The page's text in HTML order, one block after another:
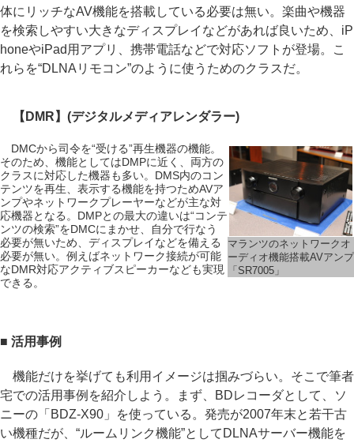
体にリッチなAV機能を搭載している必要は無い。楽曲や機器
を検索しやすい大きなディスプレイなどがあれば良いため、iP
honeやiPad用アプリ、携帯電話などで対応ソフトが登場。こ
れらを“DLNAリモコン”のように使うためのクラスだ。
【DMR】(デジタルメディアレンダラー)
マランツのネットワークオ
ーディオ機能搭載AVアンプ
「SR7005」
DMCから司令を“受ける”再生機器の機能。
そのため、機能としてはDMPに近く、両方の
クラスに対応した機器も多い。DMS内のコン
テンツを再生、表示する機能を持つためAVア
ンプやネットワークプレーヤーなどが主な対
応機器となる。DMPとの最大の違いは“コンテ
ンツの検索”をDMCにまかせ、自分で行なう
必要が無いため、ディスプレイなどを備える
必要が無い。例えばネットワーク接続が可能
なDMR対応アクティブスピーカーなども実現
できる。
■ 活用事例
機能だけを挙げても利用イメージは掴みづらい。そこで筆者
宅での活用事例を紹介しよう。まず、BDレコーダとして、ソ
ニーの「BDZ-X90」を使っている。発売が2007年末と若干古
い機種だが、“ルームリンク機能”としてDLNAサーバー機能を